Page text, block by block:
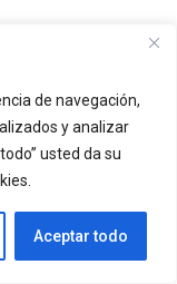
de navegación,
y analizar
usted da su
Aceptar todo